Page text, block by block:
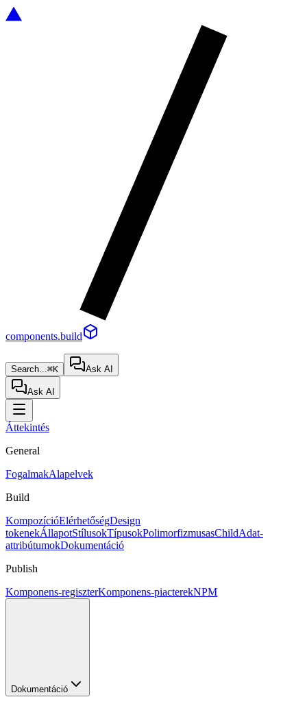
components.build
Search...⌘K Ask AI
Ask AI
Áttekintés
General
FogalmakAlapelvek
Build
KompozícióElérhetőségDesign
tokenekÁllapotStílusokTípusokPolimorfizmusasChildAdat-
attribútumokDokumentáció
Publish
Komponens-regiszterKomponens-piacterekNPM
Dokumentáció